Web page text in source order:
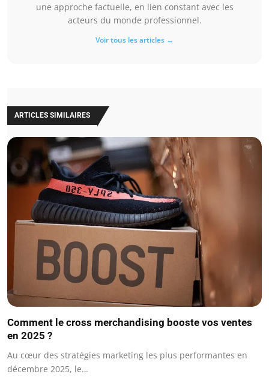
une approche factuelle, en lien constant avec les
acteurs du monde professionnel.
Voir tous les articles →
ARTICLES SIMILAIRES
Comment le cross merchandising booste vos ventes
en 2025 ?
Au cœur des stratégies marketing les plus performantes en
décembre 2025, le…